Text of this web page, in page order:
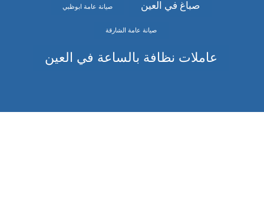
صباغ في العين صيانة عامة ابوظبي
صيانة عامة الشارقة
عاملات نظافة بالساعة في العين